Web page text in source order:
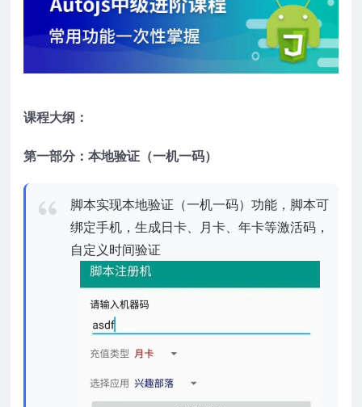
课程大纲：
第一部分： 本地验证（一机一码）
脚本实现本地验证（一机一码）功能，脚本可
绑定手机，生成日卡、月卡、年卡等激活码，
自定义时间验证